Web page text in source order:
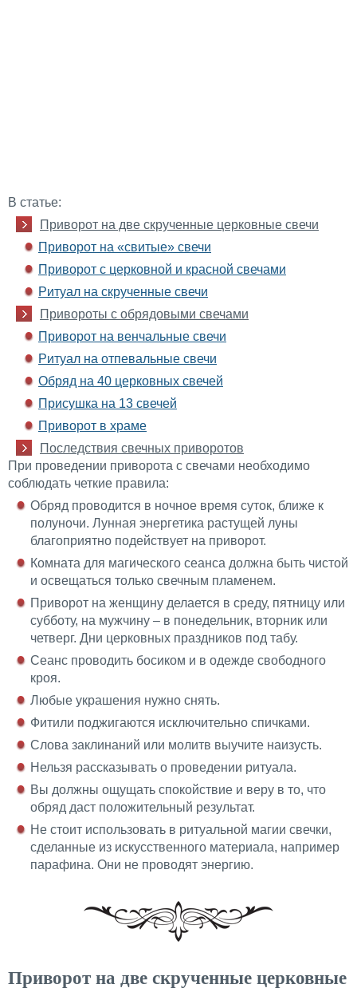
В статье:
Приворот на две скрученные церковные свечи
Приворот на «свитые» свечи
Приворот с церковной и красной свечами
Ритуал на скрученные свечи
Привороты с обрядовыми свечами
Приворот на венчальные свечи
Ритуал на отпевальные свечи
Обряд на 40 церковных свечей
Присушка на 13 свечей
Приворот в храме
Последствия свечных приворотов
При проведении приворота с свечами необходимо
соблюдать четкие правила:
Обряд проводится в ночное время суток, ближе к
полуночи. Лунная энергетика растущей луны
благоприятно подействует на приворот.
Комната для магического сеанса должна быть чистой
и освещаться только свечным пламенем.
Приворот на женщину делается в среду, пятницу или
субботу, на мужчину – в понедельник, вторник или
четверг. Дни церковных праздников под табу.
Сеанс проводить босиком и в одежде свободного
кроя.
Любые украшения нужно снять.
Фитили поджигаются исключительно спичками.
Слова заклинаний или молитв выучите наизусть.
Нельзя рассказывать о проведении ритуала.
Вы должны ощущать спокойствие и веру в то, что
обряд даст положительный результат.
Не стоит использовать в ритуальной магии свечки,
сделанные из искусственного материала, например
парафина. Они не проводят энергию.
Приворот на две скрученные церковные